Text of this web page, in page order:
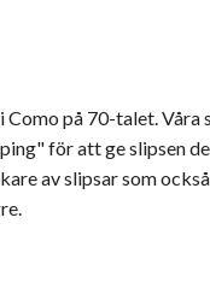
på 70-talet. Våra
för att ge slipsen
av slipsar som